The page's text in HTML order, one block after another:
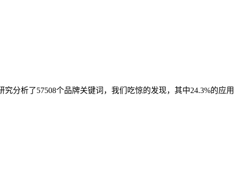
分析了57508个品牌关键词，我们吃惊的发现，其中24.3%的应用